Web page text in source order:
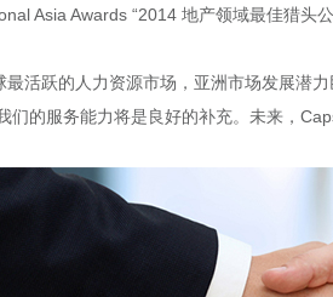
Asia Awards “2014 地产领域最佳猎头公
活跃的人力资源市场，亚洲市场发展潜
的服务能力将是良好的补充。未来，